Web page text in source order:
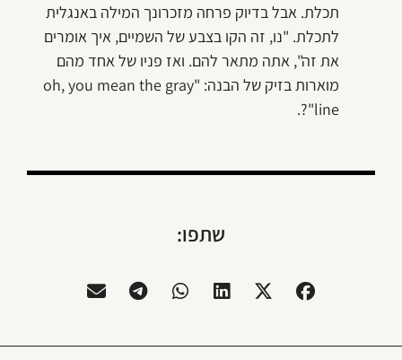
תכלת. אבל בדיוק פרחה מזכרונך המילה באנגלית
לתכלת. "נו, זה הקו בצבע של השמיים, איך אומרים
את זה", אתה מתאר להם. ואז פניו של אחד מהם
מוארות בזיק של הבנה: "oh, you mean the gray
line"?.
שתפו: